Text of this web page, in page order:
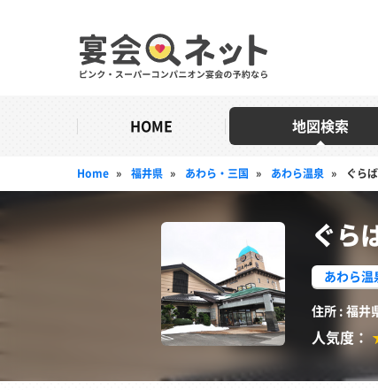
HOME 地図検索
Home » 福井県 » あわら・三国 » あわら温泉 » ぐら
ぐら
あわら温
住所 : 福井
人気度：